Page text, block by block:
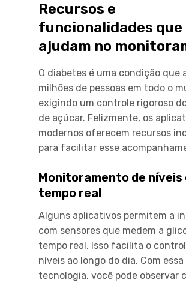
Recursos e
funcionalidades que
ajudam no
O diabetes é uma condição que
milhões de pessoas em todo o
exigindo um controle rigoroso
de açúcar. Felizmente, os
modernos oferecem recursos
para facilitar esse
Monitoramento de níveis
tempo real
Alguns aplicativos permitem a
com sensores que medem a
tempo real. Isso facilita o
níveis ao longo do dia. Com essa
tecnologia, você pode observar